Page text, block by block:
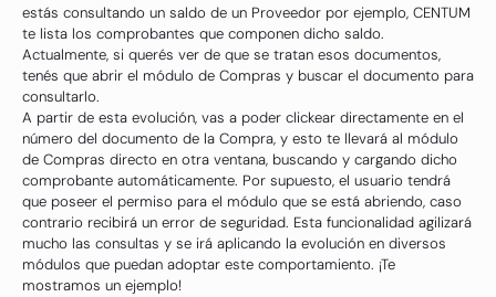
estás consultando un saldo de un Proveedor por ejemplo, CENTUM
te lista los comprobantes que componen dicho saldo.
Actualmente, si querés ver de que se tratan esos documentos,
tenés que abrir el módulo de Compras y buscar el documento para
consultarlo.
A partir de esta evolución, vas a poder clickear directamente en el
número del documento de la Compra, y esto te llevará al módulo
de Compras directo en otra ventana, buscando y cargando dicho
comprobante automáticamente. Por supuesto, el usuario tendrá
que poseer el permiso para el módulo que se está abriendo, caso
contrario recibirá un error de seguridad. Esta funcionalidad agilizará
mucho las consultas y se irá aplicando la evolución en diversos
módulos que puedan adoptar este comportamiento. ¡Te
mostramos un ejemplo!